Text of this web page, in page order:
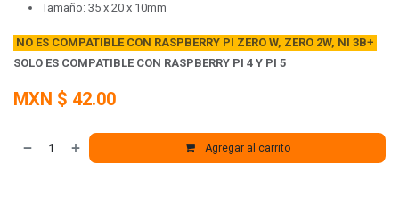
Tamaño: 35 x 20 x 10mm
NO ES COMPATIBLE CON RASPBERRY PI ZERO W, ZERO 2W, NI 3B+
SOLO ES COMPATIBLE CON RASPBERRY PI 4 Y PI 5
MXN $ 42.00
Agregar al carrito